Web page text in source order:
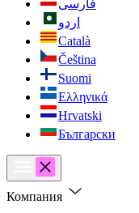
فارسی
اردو
Català
Čeština
Suomi
Ελληνικά
Hrvatski
Български
Компания